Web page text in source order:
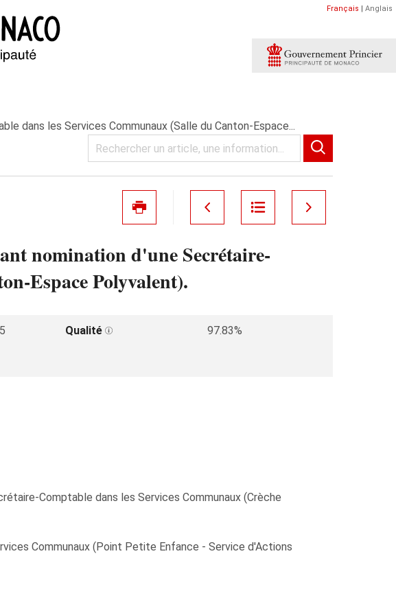
Français | Anglais
dans les Services Communaux (Salle du Canton-Espace...
nomination d'une Secrétaire-
Espace Polyvalent).
Qualité
97.83%
Comptable dans les Services Communaux (Crèche
Communaux (Point Petite Enfance - Service d'Actions